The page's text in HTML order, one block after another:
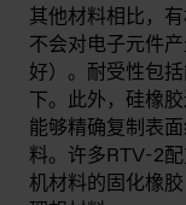
其他材料相比，
不会对电子元件
好）。耐受性包
下。此外，硅橡
能够精确复制表
料。许多RTV-2
机材料的固化橡